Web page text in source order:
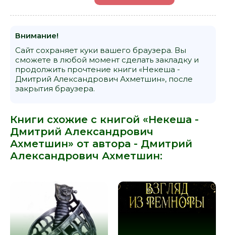
Внимание!
Сайт сохраняет куки вашего браузера. Вы
сможете в любой момент сделать закладку и
продолжить прочтение книги «Некеша -
Дмитрий Александрович Ахметшин», после
закрытия браузера.
Книги схожие с книгой «Некеша -
Дмитрий Александрович
Ахметшин» от автора - Дмитрий
Александрович Ахметшин: